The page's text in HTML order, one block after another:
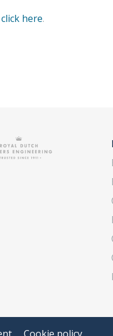
click here.